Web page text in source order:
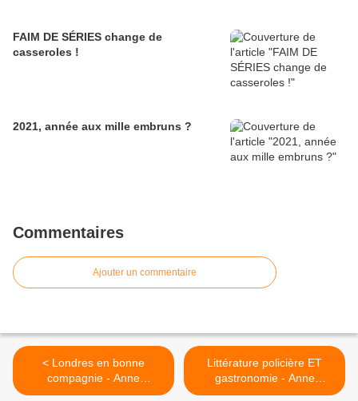
FAIM DE SÉRIES change de
casseroles !
2021, année aux mille embruns ?
Commentaires
Ajouter un commentaire
< Londres en bonne
compagnie - Anne
Martinetti
Littérature policière ET
gastronomie - Anne
Martinetti >